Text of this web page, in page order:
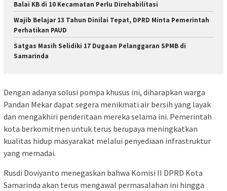
Balai KB di 10 Kecamatan Perlu Direhabilitasi
Wajib Belajar 13 Tahun Dinilai Tepat, DPRD Minta Pemerintah
Perhatikan PAUD
Satgas Masih Selidiki 17 Dugaan Pelanggaran SPMB di
Samarinda
Dengan adanya solusi pompa khusus ini, diharapkan warga
Pandan Mekar dapat segera menikmati air bersih yang layak
dan mengakhiri penderitaan mereka selama ini. Pemerintah
kota berkomitmen untuk terus berupaya meningkatkan
kualitas hidup masyarakat melalui penyediaan infrastruktur
yang memadai.
Rusdi Doviyanto menegaskan bahwa Komisi II DPRD Kota
Samarinda akan terus mengawal permasalahan ini hingga